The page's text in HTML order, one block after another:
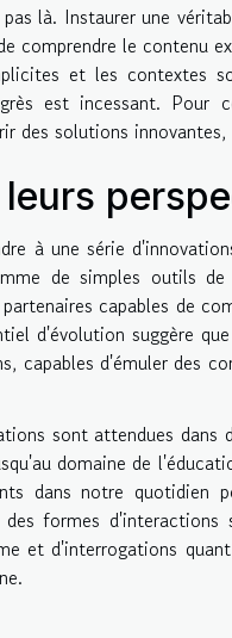
là. Instaurer une
comprendre le contenu
et les contextes
est incessant. Pour
des solutions innovantes,
à une série
de simples outils
capables de
d'évolution suggère
capables d'émuler des
sont attendues dans
domaine de
dans notre quotidien
formes d'interactions
et d'interrogations